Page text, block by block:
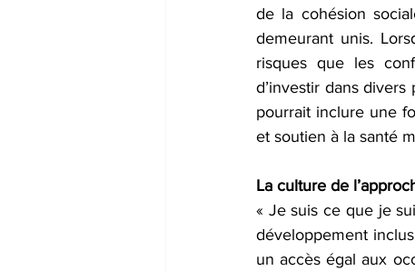
de la cohésion
demeurant unis.
risques que les
d’investir dans
pourrait inclure une
et soutien à la santé
La culture de
« Je suis ce que je
développement
un accès égal aux